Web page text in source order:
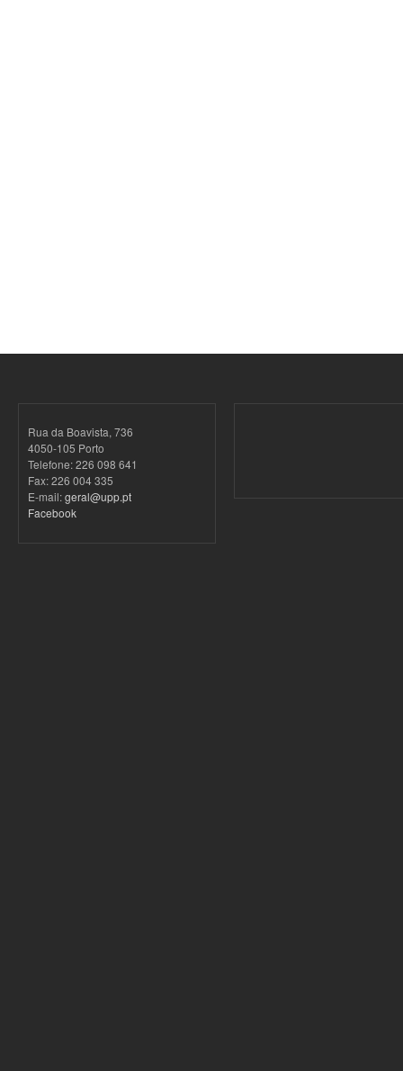
Rua da Boavista, 736
4050-105 Porto
Telefone: 226 098 641
Fax: 226 004 335
E-mail:geral@upp.pt
Facebook